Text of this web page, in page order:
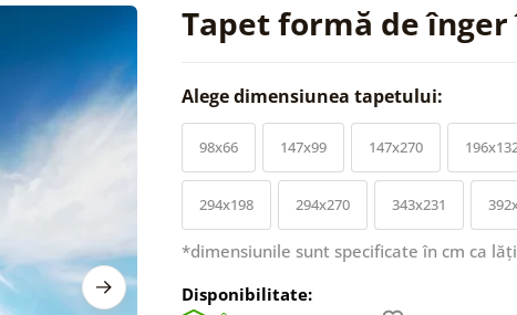
Tapet formă de
Alege dimensiunea tapetului:
98x66 147x99 147x270
294x198 294x270 343x231
*dimensiunile sunt specificate în cm ca
Disponibilitate: